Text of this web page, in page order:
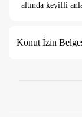
altında keyifli
sunar.
Konut İzin